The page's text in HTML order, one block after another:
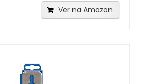
Ver na Amazon